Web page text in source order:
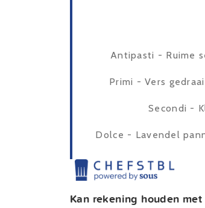
Antipasti - Ruime
Primi - Vers
Secondi -
Dolce - Lavendel
Kan rekening houden met